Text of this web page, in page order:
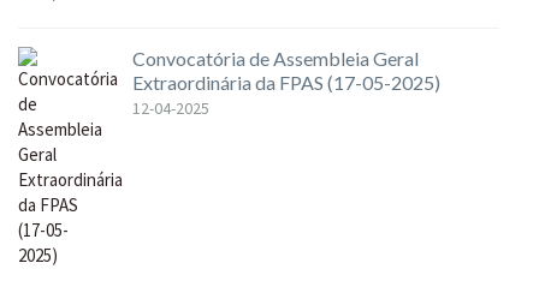
Convocatória de Assembleia Geral
Extraordinária da FPAS (17-05-2025)
12-04-2025